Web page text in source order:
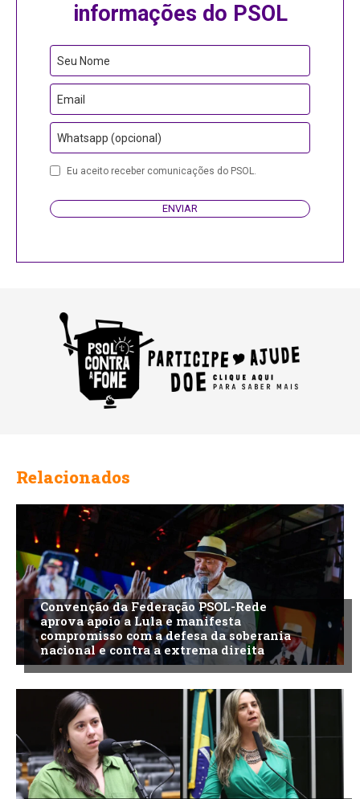
informações do PSOL
Seu Nome
Email
Whatsapp (opcional)
Eu aceito receber comunicações do PSOL.
ENVIAR
Relacionados
Convenção da Federação PSOL-Rede
aprova apoio a Lula e manifesta
compromisso com a defesa da soberania
nacional e contra a extrema direita